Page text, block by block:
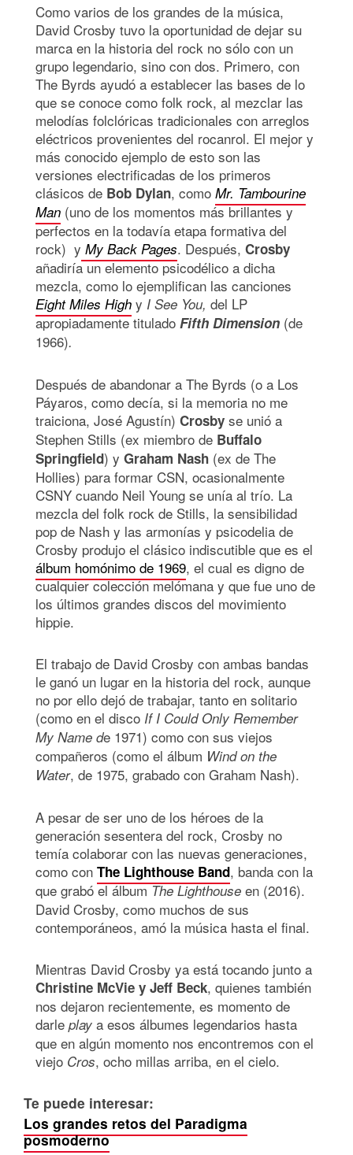
Como varios de los grandes de la música,
David Crosby tuvo la oportunidad de dejar su
marca en la historia del rock no sólo con un
grupo legendario, sino con dos. Primero, con
The Byrds ayudó a establecer las bases de lo
que se conoce como folk rock, al mezclar las
melodías folclóricas tradicionales con arreglos
eléctricos provenientes del rocanrol. El mejor y
más conocido ejemplo de esto son las
versiones electrificadas de los primeros
clásicos de Bob Dylan, como Mr. Tambourine
Man (uno de los momentos más brillantes y
perfectos en la todavía etapa formativa del
rock) y My Back Pages. Después, Crosby
añadiría un elemento psicodélico a dicha
mezcla, como lo ejemplifican las canciones
Eight Miles High y I See You, del LP
apropiadamente titulado Fifth Dimension (de
1966).
Después de abandonar a The Byrds (o a Los
Páyaros, como decía, si la memoria no me
traiciona, José Agustín) Crosby se unió a
Stephen Stills (ex miembro de Buffalo
Springfield) y Graham Nash (ex de The
Hollies) para formar CSN, ocasionalmente
CSNY cuando Neil Young se unía al trío. La
mezcla del folk rock de Stills, la sensibilidad
pop de Nash y las armonías y psicodelia de
Crosby produjo el clásico indiscutible que es el
álbum homónimo de 1969, el cual es digno de
cualquier colección melómana y que fue uno de
los últimos grandes discos del movimiento
hippie.
El trabajo de David Crosby con ambas bandas
le ganó un lugar en la historia del rock, aunque
no por ello dejó de trabajar, tanto en solitario
(como en el disco If I Could Only Remember
My Name de 1971) como con sus viejos
compañeros (como el álbum Wind on the
Water, de 1975, grabado con Graham Nash).
A pesar de ser uno de los héroes de la
generación sesentera del rock, Crosby no
temía colaborar con las nuevas generaciones,
como con The Lighthouse Band, banda con la
que grabó el álbumThe Lighthouse en (2016).
David Crosby, como muchos de sus
contemporáneos, amó la música hasta el final.
Mientras David Crosby ya está tocando junto a
Christine McVie y Jeff Beck, quienes también
nos dejaron recientemente, es momento de
darle play a esos álbumes legendarios hasta
que en algún momento nos encontremos con el
viejo Cros, ocho millas arriba, en el cielo.
Te puede interesar:
Los grandes retos del Paradigma
posmoderno